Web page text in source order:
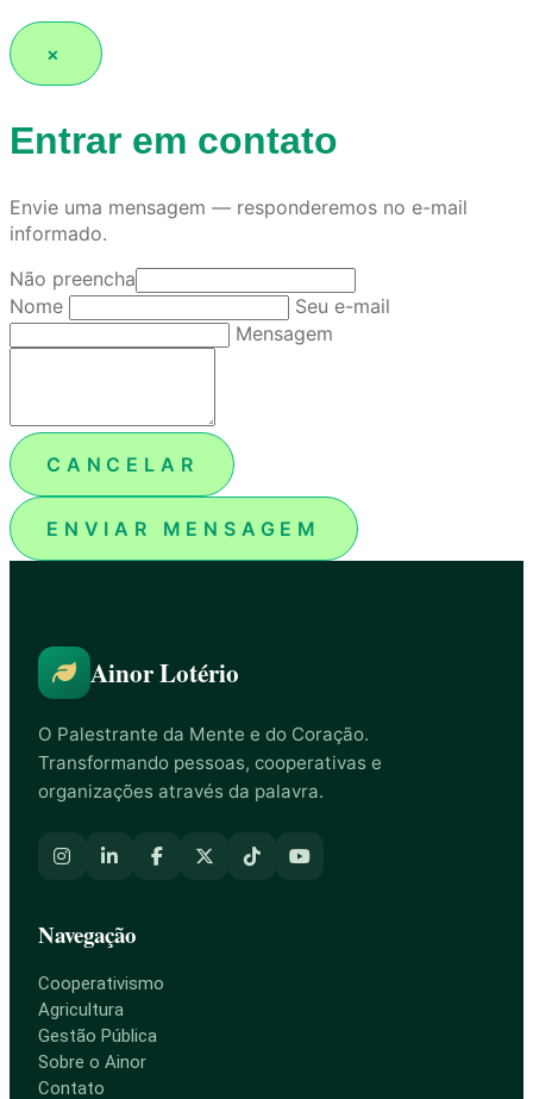
×
Entrar em contato
Envie uma mensagem — responderemos no e-mail
informado.
Não preencha
Nome
Seu e-mail
Mensagem
CANCELAR
ENVIAR MENSAGEM
Ainor Lotério
O Palestrante da Mente e do Coração.
Transformando pessoas, cooperativas e
organizações através da palavra.
Navegação
Cooperativismo
Agricultura
Gestão Pública
Sobre o Ainor
Contato